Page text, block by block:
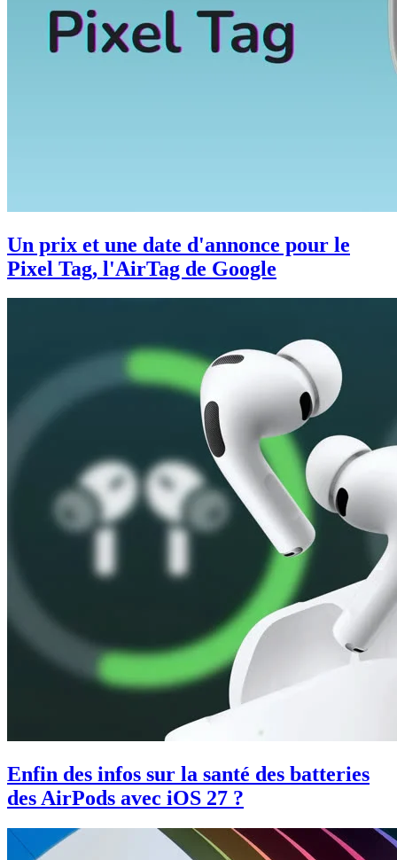
Un prix et une date d'annonce pour le
Pixel Tag, l'AirTag de Google
Enfin des infos sur la santé des batteries
des AirPods avec iOS 27 ?